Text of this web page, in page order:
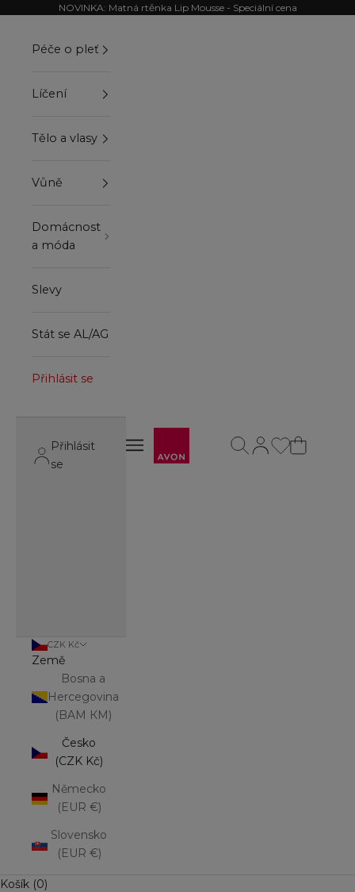
Přejít na obsahNOVINKA: Matná rtěnka Lip Mousse - Speciální cena
Otevřít navigační menu
Otevřít navigační menu
Otevřít stránku
Otevřít vyhledávání
Péče o pleť
Líčení
Tělo a vlasy
Vůně
Domácnost
a móda
Slevy
Stát se AL/AG
Přihlásit se
Přihlásit
se
CZK Kč
Země
Bosna a
Hercegovina
(BAM КМ)
Česko
(CZK Kč)
Německo
(EUR €)
Slovensko
(EUR €)
Košík (0)